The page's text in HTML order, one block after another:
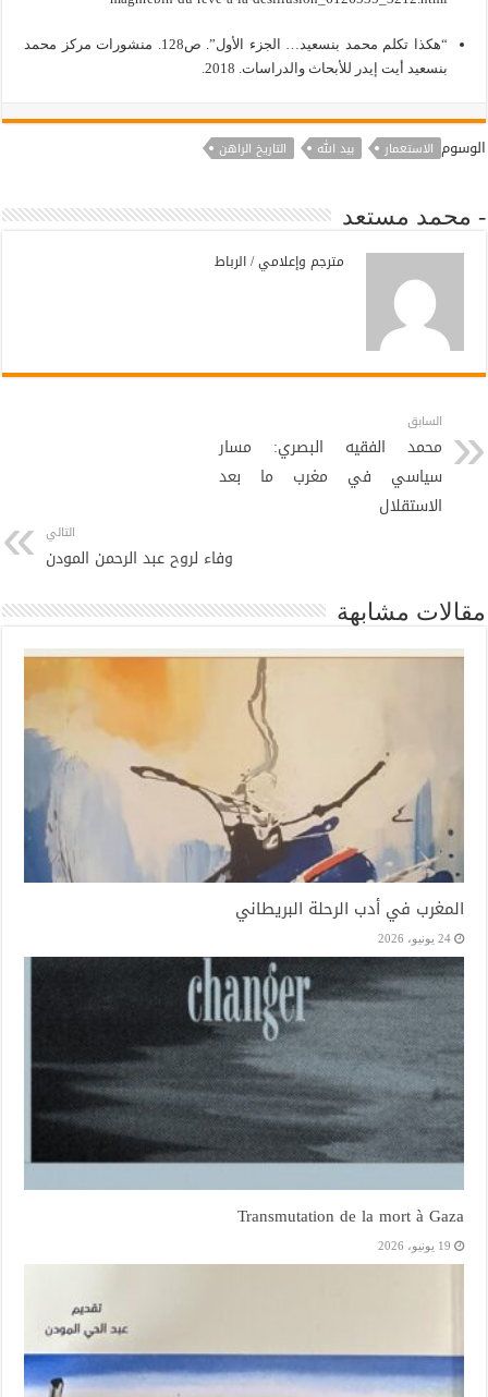
“هكذا تكلم محمد بنسعيد… الجزء الأول”. ص128. منشورات مركز محمد
بنسعيد أيت إيدر للأبحاث والدراسات. 2018.
الوسوم الاستعمار بيد الله التاريخ الراهن
- محمد مستعد
مترجم وإعلامي / الرباط
السابق
محمد الفقيه البصري: مسار
سياسي في مغرب ما بعد
الاستقلال
التالي
وفاء لروح عبد الرحمن المودن
مقالات مشابهة
المغرب في أدب الرحلة البريطاني
24 يونيو، 2026
Transmutation de la mort à Gaza
19 يونيو، 2026